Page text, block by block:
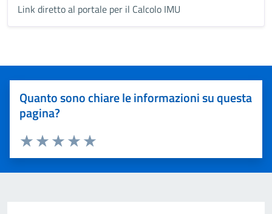
Link diretto al portale per il Calcolo IMU
Quanto sono chiare le informazioni su questa
pagina?
Valuta 5 stelle su 5
Valuta 4 stelle su 5
Valuta 3 stelle su 5
Valuta 2 stelle su 5
Valuta 1 stelle su 5